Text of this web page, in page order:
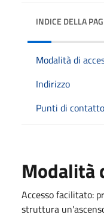
INDICE DELLA
Modalità di
Indirizzo
Punti di contatto
Modalità
Accesso facilitato:
struttura